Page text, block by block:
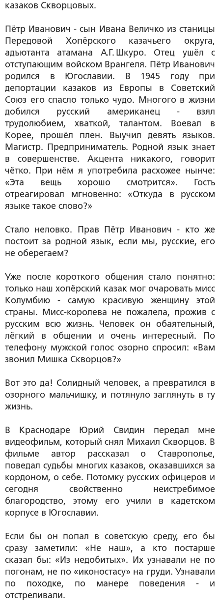
казаков Скворцовых.
Пётр Иванович - сын Ивана Величко из станицы
Передовой Хопёрского казачьего округа,
адъютанта атамана А.Г. Шкуро. Отец ушёл с
отступающим войском Врангеля. Пётр Иванович
родился в Югославии. В 1945 году при
депортации казаков из Европы в Советский
Союз его спасло только чудо. Многого в жизни
добился русский американец - взял
трудолюбием, хваткой, талантом. Воевал в
Корее, прошёл плен. Выучил девять языков.
Магистр. Предприниматель. Родной язык знает
в совершенстве. Акцента никакого, говорит
чётко. При нём я употребила расхожее нынче:
«Эта вещь хорошо смотрится». Гость
отреагировал мгновенно: «Откуда в русском
языке такое слово?»
Стало неловко. Прав Пётр Иванович - кто же
постоит за родной язык, если мы, русские, его
не оберегаем?
Уже после короткого общения стало понятно:
только наш хопёрский казак мог очаровать мисс
Колумбию - самую красивую женщину этой
страны. Мисс-королева не пожалела, прожив с
русским всю жизнь. Человек он обаятельный,
лёгкий в общении и очень интересный. По
телефону мужской голос озорно спросил: «Вам
звонил Мишка Скворцов?»
Вот это да! Солидный человек, а превратился в
озорного мальчишку, и потянуло заглянуть в ту
жизнь.
В Краснодаре Юрий Свидин передал мне
видеофильм, который снял Михаил Скворцов. В
фильме автор рассказал о Ставрополье,
поведал судьбы многих казаков, оказавшихся за
кордоном, о себе. Потомку русских офицеров и
сегодня свойственно неистребимое
благородство, этому его учили в кадетском
корпусе в Югославии.
Если бы он попал в советскую среду, его бы
сразу заметили: «Не наш», а кто постарше
сказал бы: «Из недобитых». Их узнавали не по
погонам, не по «иконостасу» на груди. Узнавали
по походке, по манере поведения - и
отстреливали.